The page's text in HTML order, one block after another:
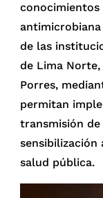
de las
de Lima
Porres,
permitan
transmisión
sensibilización
salud pública.